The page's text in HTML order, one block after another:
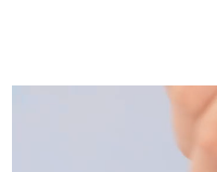
Taiwan